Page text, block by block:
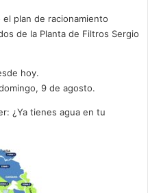
plan de racionamiento
de la Planta de Filtros Sergio
hoy.
9 de agosto.
¿Ya tienes agua en tu